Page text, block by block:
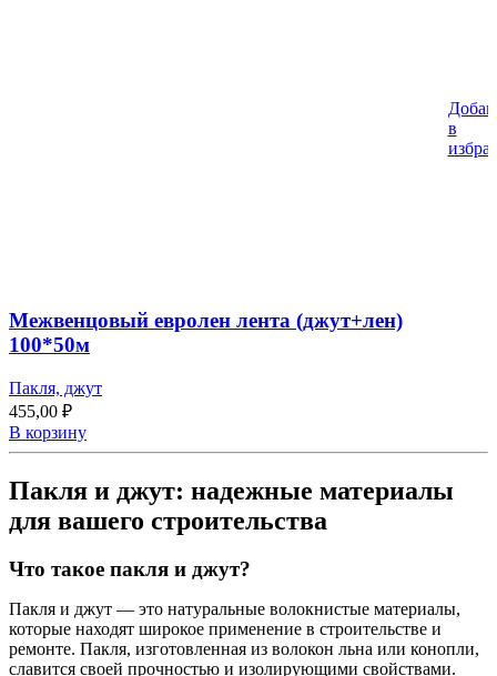
в
Межвенцовый евролен лента (джут+лен)
100*50м
Пакля, джут
455,00 ₽
В корзину
Пакля и джут: надежные материалы
для вашего строительства
Что такое пакля и джут?
Пакля и джут — это натуральные волокнистые материалы,
которые находят широкое применение в строительстве и
ремонте. Пакля, изготовленная из волокон льна или конопли,
славится своей прочностью и изолирующими свойствами.